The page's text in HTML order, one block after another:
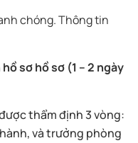
chóng. Thông tin
sơ hồ sơ (1 – 2 ngày
thẩm định 3 vòng:
và trưởng phòng